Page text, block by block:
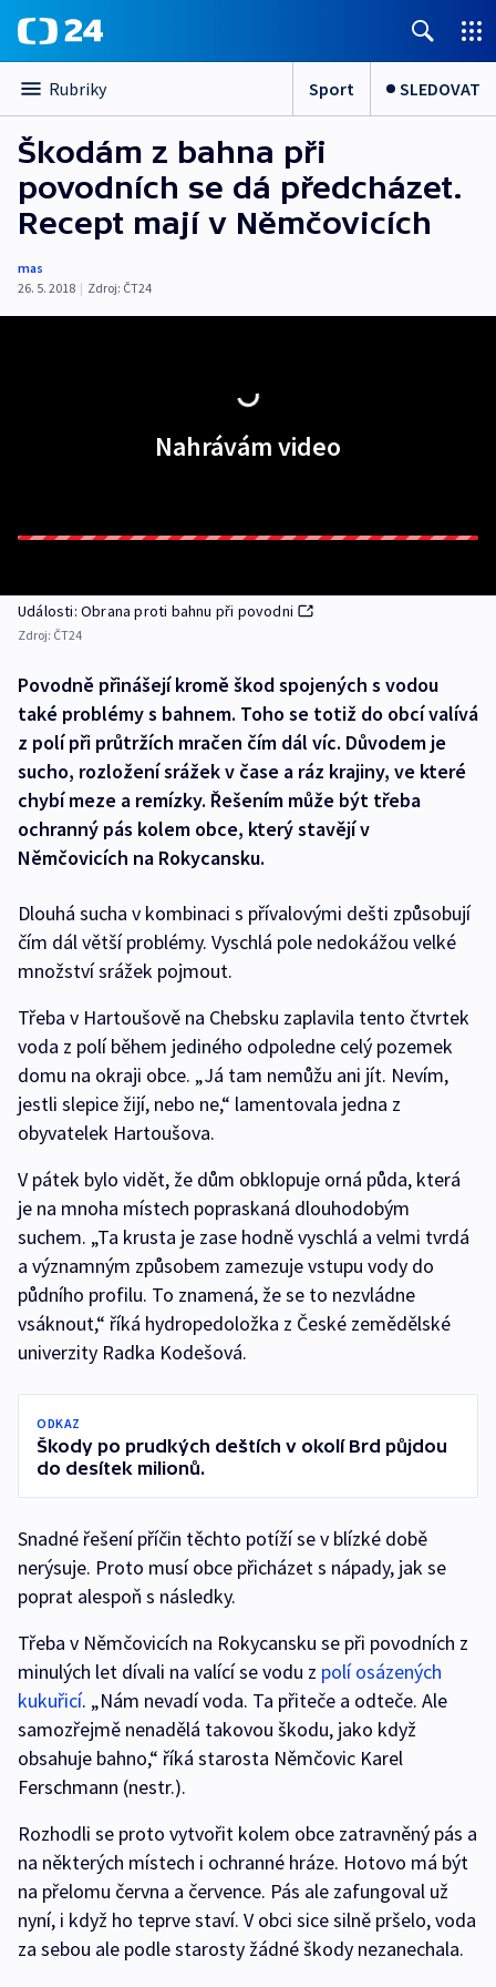
Rubriky Sport SLEDOVAT
Škodám z bahna při
povodních se dá předcházet.
Recept mají v Němčovicích
mas
26. 5. 2018 | Zdroj: ČT24
Nahrávám video
Události: Obrana proti bahnu při povodni
Zdroj: ČT24
Povodně přinášejí kromě škod spojených s vodou
také problémy s bahnem. Toho se totiž do obcí valívá
z polí při průtržích mračen čím dál víc. Důvodem je
sucho, rozložení srážek v čase a ráz krajiny, ve které
chybí meze a remízky. Řešením může být třeba
ochranný pás kolem obce, který stavějí v
Němčovicích na Rokycansku.
Dlouhá sucha v kombinaci s přívalovými dešti způsobují
čím dál větší problémy. Vyschlá pole nedokážou velké
množství srážek pojmout.
Třeba v Hartoušově na Chebsku zaplavila tento čtvrtek
voda z polí během jediného odpoledne celý pozemek
domu na okraji obce. „Já tam nemůžu ani jít. Nevím,
jestli slepice žijí, nebo ne,“ lamentovala jedna z
obyvatelek Hartoušova.
V pátek bylo vidět, že dům obklopuje orná půda, která
je na mnoha místech popraskaná dlouhodobým
suchem. „Ta krusta je zase hodně vyschlá a velmi tvrdá
a významným způsobem zamezuje vstupu vody do
půdního profilu. To znamená, že se to nezvládne
vsáknout,“ říká hydropedoložka z České zemědělské
univerzity Radka Kodešová.
ODKAZ
Škody po prudkých deštích v okolí Brd půjdou
do desítek milionů.
Snadné řešení příčin těchto potíží se v blízké době
nerýsuje. Proto musí obce přicházet s nápady, jak se
poprat alespoň s následky.
Třeba v Němčovicích na Rokycansku se při povodních z
minulých let dívali na valící se vodu z polí osázených
kukuřicí. „Nám nevadí voda. Ta přiteče a odteče. Ale
samozřejmě nenadělá takovou škodu, jako když
obsahuje bahno,“ říká starosta Němčovic Karel
Ferschmann (nestr.).
Rozhodli se proto vytvořit kolem obce zatravněný pás a
na některých místech i ochranné hráze. Hotovo má být
na přelomu června a července. Pás ale zafungoval už
nyní, i když ho teprve staví. V obci sice silně pršelo, voda
za sebou ale podle starosty žádné škody nezanechala.